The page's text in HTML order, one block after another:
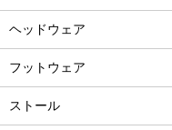
ヘッドウェア
フットウェア
ストール